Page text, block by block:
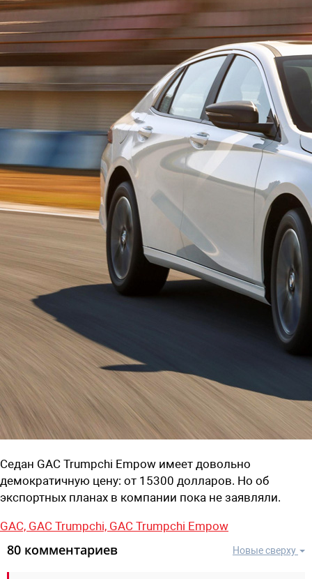
Седан GAC Trumpchi Empow имеет довольно
демократичную цену: от 15300 долларов. Но об
экспортных планах в компании пока не заявляли.
GAC, GAC Trumpchi, GAC Trumpchi Empow
Новые сверху
80 комментариев